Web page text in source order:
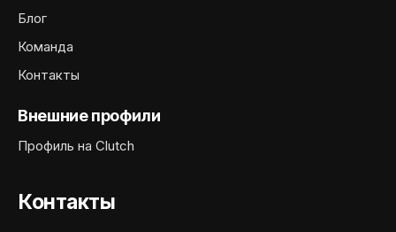
Блог
Команда
Контакты
Внешние профили
Профиль на Clutch
Контакты